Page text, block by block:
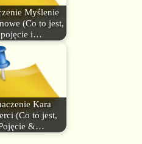
Myślenie
(Co to jest,
pojęcie i…
Kara
(Co to jest,
&…